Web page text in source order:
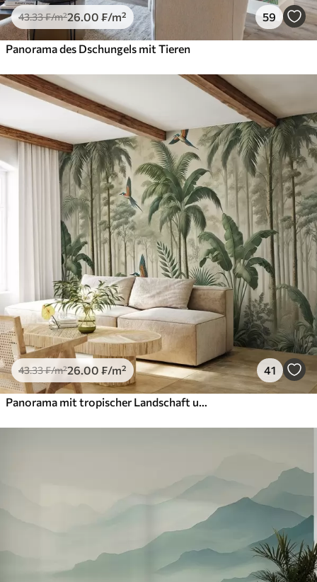
43.33₣/m²26.00 ₣/m² 59
Panorama des Dschungels mit Tieren
43.33₣/m²26.00 ₣/m² 41
Panorama mit tropischer Landschaft und Vögeln